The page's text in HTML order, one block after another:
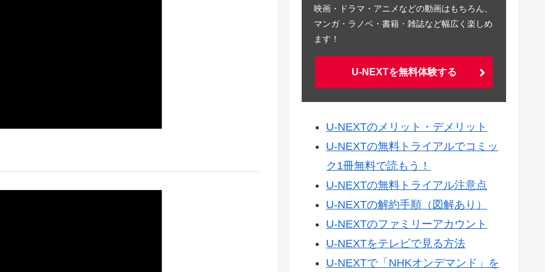
映画・ドラマ・アニメなどの動画はもちろん、
マンガ・ラノベ・書籍・雑誌など幅広く楽しめ
ます！
U-NEXTを無料体験する
U-NEXTのメリット・デメリット
U-NEXTの無料トライアルでコミッ
ク1冊無料で読もう！
U-NEXTの無料トライアル注意点
U-NEXTの解約手順（図解あり）
U-NEXTのファミリーアカウント
U-NEXTをテレビで見る方法
U-NEXTで「NHKオンデマンド」を